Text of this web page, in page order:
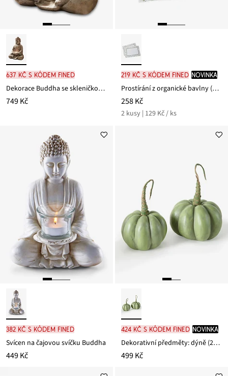
637 Kč s kódem FINED
Dekorace Buddha se skleničkou na svíčku
749 Kč
219 Kč s kódem FINED novinka
Prostírání z organické bavlny (2 ks v balení)
258 Kč
2 kusy | 129 Kč / ks
382 Kč s kódem FINED
Svícen na čajovou svíčku Buddha
449 Kč
424 Kč s kódem FINED novinka
Dekorativní předměty: dýně (2dílná sada)
499 Kč